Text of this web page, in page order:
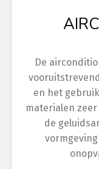
De
en het
materialen
de